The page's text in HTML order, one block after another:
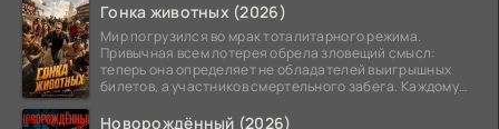
Гонка животных (2026)
Мир погрузился во мрак тоталитарного режима.
Привычная всем лотерея обрела зловещий смысл:
теперь она определяет не обладателей выигрышных
билетов, а участников смертельного забега. Каждому
Новорождённый (2026)